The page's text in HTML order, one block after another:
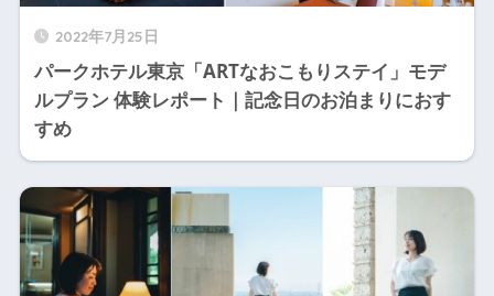
2022年7月25日
パークホテル東京「ARTなおこもりステイ」モデ
ルプラン 体験レポート｜記念日のお泊まりにおす
すめ